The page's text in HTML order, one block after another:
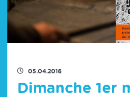
05.04.2016
Dimanche 1er